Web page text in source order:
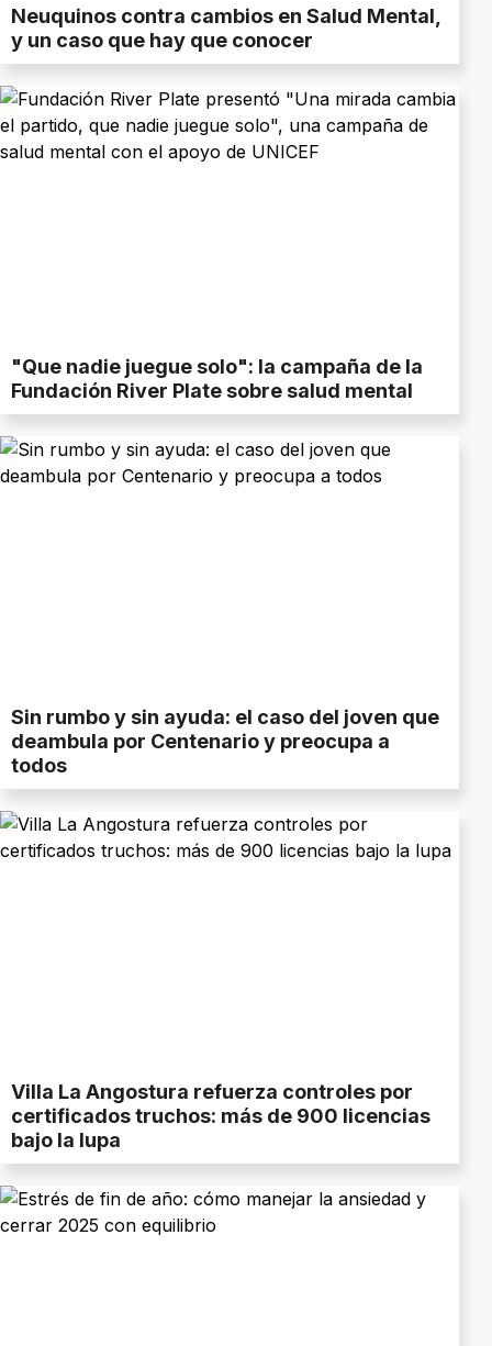
Neuquinos contra cambios en Salud Mental,
y un caso que hay que conocer
"Que nadie juegue solo": la campaña de la
Fundación River Plate sobre salud mental
Sin rumbo y sin ayuda: el caso del joven que
deambula por Centenario y preocupa a
todos
Villa La Angostura refuerza controles por
certificados truchos: más de 900 licencias
bajo la lupa